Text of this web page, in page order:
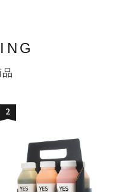
品
2